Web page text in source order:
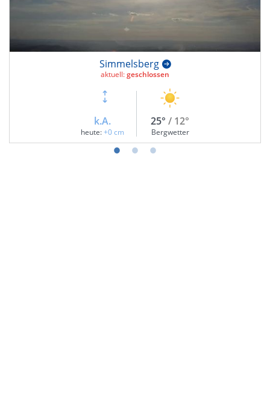
Simmelsberg
aktuell:geschlossen
k.A.
heute:+0 cm
25° / 12°
Bergwetter